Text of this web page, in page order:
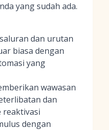
yang sudah ada.
dan urutan
biasa dengan
yang
wawasan
dan
reaktivasi
dengan